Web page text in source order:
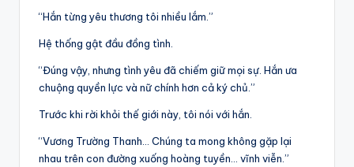
“Hắn từng yêu thương tôi nhiều lắm.”
Hệ thống gật đầu đồng tình.
“Đúng vậy, nhưng tình yêu đã chiếm giữ mọi sự. Hắn ưa
chuộng quyền lực và nữ chính hơn cả ký chủ.”
Trước khi rời khỏi thế giới này, tôi nói với hắn.
“Vương Trường Thanh… Chúng ta mong không gặp lại
nhau trên con đường xuống hoàng tuyền… vĩnh viễn.”